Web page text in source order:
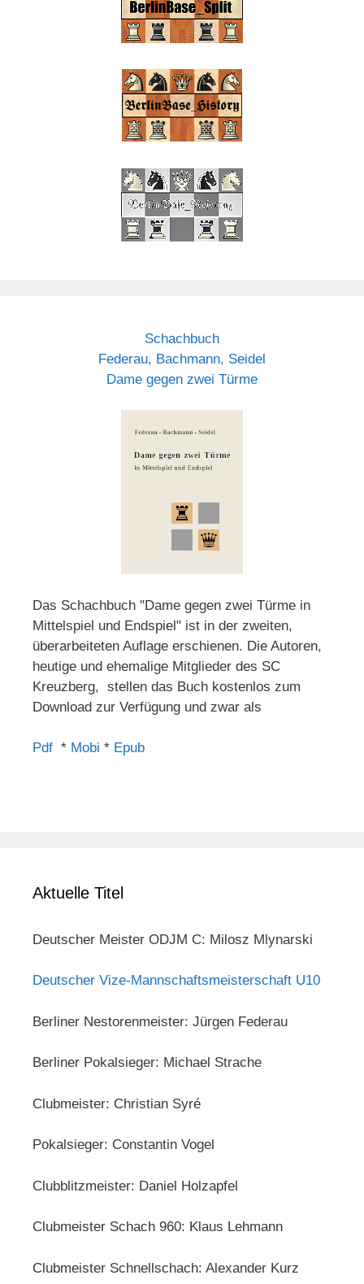
Schachbuch
Federau, Bachmann, Seidel
Dame gegen zwei Türme
Das Schachbuch "Dame gegen zwei Türme in
Mittelspiel und Endspiel" ist in der zweiten,
überarbeiteten Auflage erschienen. Die Autoren,
heutige und ehemalige Mitglieder des SC
Kreuzberg, stellen das Buch kostenlos zum
Download zur Verfügung und zwar als
Pdf * Mobi * Epub
Aktuelle Titel
Deutscher Meister ODJM C: Milosz Mlynarski
Deutscher Vize-Mannschaftsmeisterschaft U10
Berliner Nestorenmeister: Jürgen Federau
Berliner Pokalsieger: Michael Strache
Clubmeister: Christian Syré
Pokalsieger: Constantin Vogel
Clubblitzmeister: Daniel Holzapfel
Clubmeister Schach 960: Klaus Lehmann
Clubmeister Schnellschach: Alexander Kurz